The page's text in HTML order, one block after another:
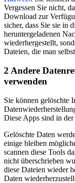
Vergessen Sie nicht,
Download zur
sicher, dass Sie sie in
heruntergeladenen
wiederhergestellt,
Dateien, die man
2 Andere
verwenden
Sie können gelöschte
Diese Apps sind in
Gelöschte Daten
einige bleiben
scannen diese Tools
nicht überschrieben
diese Dateien wieder
Daten